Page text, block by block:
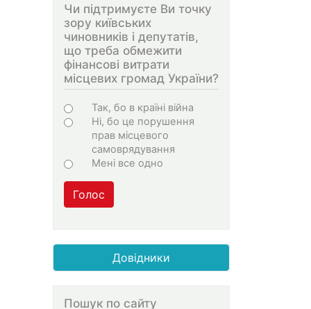
Чи підтримуєте Ви точку
зору київських
чиновників і депутатів,
що треба обмежити
фінансові витрати
місцевих громад України?
Варіанти
Так, бо в країні війна
Ні, бо це порушення
прав місцевого
самоврядування
Мені все одно
Голос
Довідники
Пошук по сайту